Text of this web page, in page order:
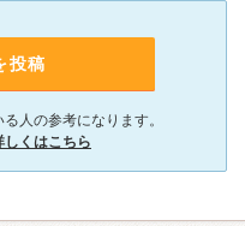
投稿
人の参考になります。
しくはこちら